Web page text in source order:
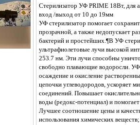
Стерилизатор УФ PRIME 18Вт, для
вход /выход от 10 до 19мм
УФ стерилизатор помогает
прозрачной, а также недопускает
бактерий и простейших.¶В УФ
ультрафиолетовые лучи высокой
253.7 нм. Эти лучи способны
свободно плавающие водоросли.
осаждение и окисление
цепочки углеводородов, ускоряет
соединений. Повышает
воды (редокс-потенциал) и
Лучшее соотношение цены и
использования химических